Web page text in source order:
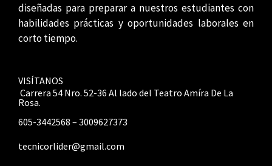
diseñadas para preparar a nuestros estudiantes con
habilidades prácticas y oportunidades laborales en
corto tiempo.
VISÍTANOS
Carrera 54 Nro. 52-36 Al lado del Teatro Amíra De La
Rosa.
605-3442568 – 3009627373
tecnicorlider@gmail.com